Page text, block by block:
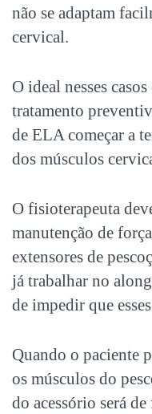
não se adaptam
cervical.
O ideal nesses
tratamento
de ELA começar a
dos músculos
O fisioterapeuta
manutenção de
extensores de
já trabalhar no
de impedir que
Quando o paciente
os músculos do
do acessório será